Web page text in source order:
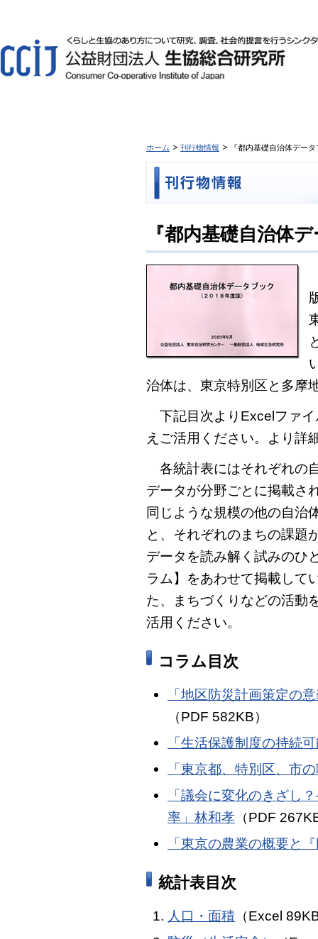
ホーム 刊行物情報 『都内基礎自治体デー
『都内基礎自治体
治体は、東京特別区と多摩
下記目次よりExcelファイ
えご活用ください。より詳
各統計表にはそれぞれの
データが分野ごとに掲載さ
同じような規模の他の自治
と、それぞれのまちの課題
データを読み解く試みのひ
ラム】をあわせて掲載して
た、まちづくりなどの活動
活用ください。
コラム目次
「地区防災計画策定の
（PDF 582KB）
「生活保護制度の持続
「東京都、特別区、市
「議会に変化のきざし
率」林和孝 （PDF
「東京の農業の概要と
統計表目次
人口・面積 （Excel